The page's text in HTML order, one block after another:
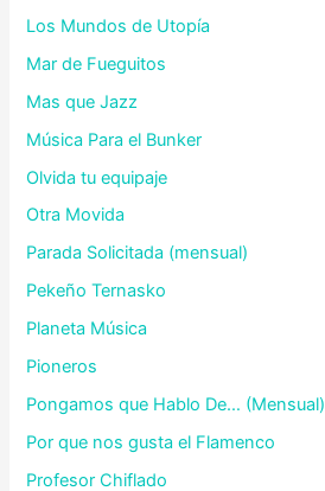
Los Mundos de Utopía
Mar de Fueguitos
Mas que Jazz
Música Para el Bunker
Olvida tu equipaje
Otra Movida
Parada Solicitada (mensual)
Pekeño Ternasko
Planeta Música
Pioneros
Pongamos que Hablo De… (Mensual)
Por que nos gusta el Flamenco
Profesor Chiflado